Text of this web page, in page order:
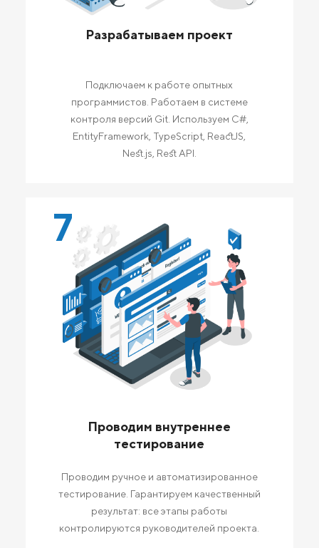
Разрабатываем проект
Подключаем к работе опытных
программистов. Работаем в системе
контроля версий Git. Используем C#,
EntityFramework, TypeScript, ReactJS,
Nest.js, Rest API.
7
Проводим внутреннее
тестирование
Проводим ручное и автоматизированное
тестирование. Гарантируем качественный
результат: все этапы работы
контролируются руководителей проекта.